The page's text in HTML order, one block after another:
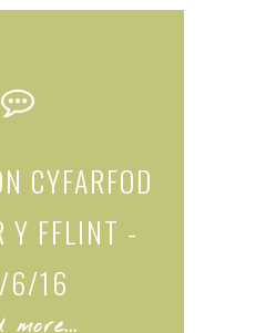
CYFARFOD
Y FFLINT -
6/16
more...